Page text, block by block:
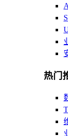
热门